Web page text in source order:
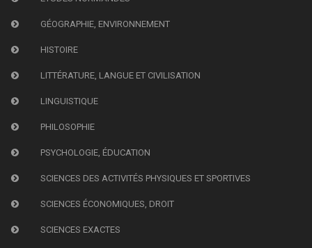
GÉOGRAPHIE, ENVIRONNEMENT
HISTOIRE
LITTÉRATURE, LANGUE ET CIVILISATION
LINGUISTIQUE
PHILOSOPHIE
PSYCHOLOGIE, ÉDUCATION
SCIENCES DES ACTIVITÉS PHYSIQUES ET SPORTIVES
SCIENCES ÉCONOMIQUES, DROIT
SCIENCES EXACTES